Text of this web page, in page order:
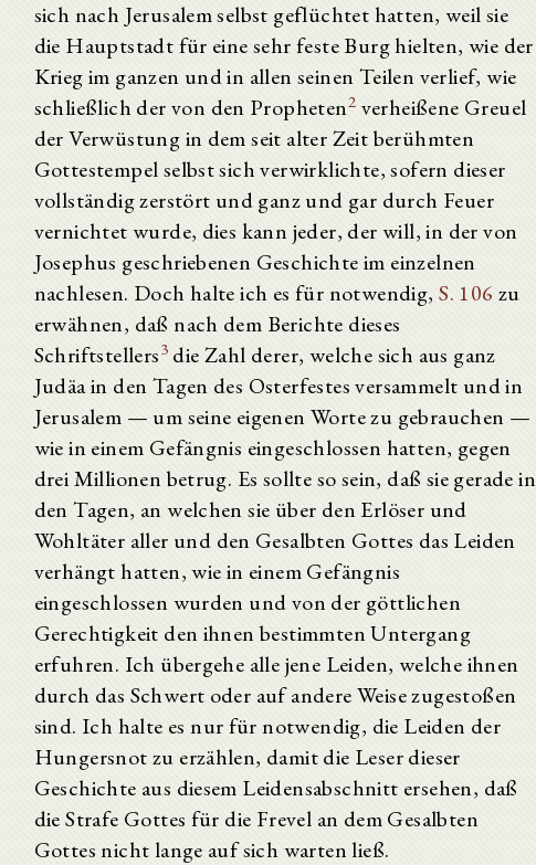
sich nach Jerusalem selbst geflüchtet hatten, weil sie
die Hauptstadt für eine sehr feste Burg hielten, wie der
Krieg im ganzen und in allen seinen Teilen verlief, wie
schließlich der von den Propheten2 verheißene Greuel
der Verwüstung in dem seit alter Zeit berühmten
Gottestempel selbst sich verwirklichte, sofern dieser
vollständig zerstört und ganz und gar durch Feuer
vernichtet wurde, dies kann jeder, der will, in der von
Josephus geschriebenen Geschichte im einzelnen
nachlesen. Doch halte ich es für notwendig,S. 106 zu
erwähnen, daß nach dem Berichte dieses
Schriftstellers3die Zahl derer, welche sich aus ganz
Judäa in den Tagen des Osterfestes versammelt und in
Jerusalem — um seine eigenen Worte zu gebrauchen —
wie in einem Gefängnis eingeschlossen hatten, gegen
drei Millionen betrug. Es sollte so sein, daß sie gerade in
den Tagen, an welchen sie über den Erlöser und
Wohltäter aller und den Gesalbten Gottes das Leiden
verhängt hatten, wie in einem Gefängnis
eingeschlossen wurden und von der göttlichen
Gerechtigkeit den ihnen bestimmten Untergang
erfuhren. Ich übergehe alle jene Leiden, welche ihnen
durch das Schwert oder auf andere Weise zugestoßen
sind. Ich halte es nur für notwendig, die Leiden der
Hungersnot zu erzählen, damit die Leser dieser
Geschichte aus diesem Leidensabschnitt ersehen, daß
die Strafe Gottes für die Frevel an dem Gesalbten
Gottes nicht lange auf sich warten ließ.